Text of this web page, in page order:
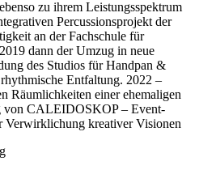
zu ihrem Leistungsspektrum
Percussionsprojekt der
an der Fachschule für
2019 dann der Umzug in neue
des Studios für Handpan &
Entfaltung. 2022 –
Räumlichkeiten einer ehemaligen
von CALEIDOSKOP – Event-
Verwirklichung kreativer Visionen